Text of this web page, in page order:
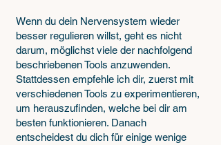
Wenn du dein Nervensystem wieder
besser regulieren willst, geht es nicht
darum, möglichst viele der nachfolgend
beschriebenen Tools anzuwenden.
Stattdessen empfehle ich dir, zuerst mit
verschiedenen Tools zu experimentieren,
um herauszufinden, welche bei dir am
besten funktionieren. Danach
entscheidest du dich für einige wenige